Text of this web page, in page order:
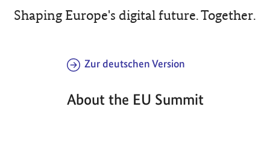
Shaping Europe's digital future. Together.
Zur deutschen Version
About the EU Summit